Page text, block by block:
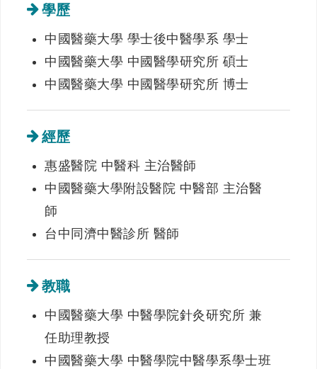
學歷
中國醫藥大學 學士後中醫學系 學士
中國醫藥大學 中國醫學研究所 碩士
中國醫藥大學 中國醫學研究所 博士
經歷
惠盛醫院 中醫科 主治醫師
中國醫藥大學附設醫院 中醫部 主治醫
師
台中同濟中醫診所 醫師
教職
中國醫藥大學 中醫學院針灸研究所 兼
任助理教授
中國醫藥大學 中醫學院中醫學系學士班